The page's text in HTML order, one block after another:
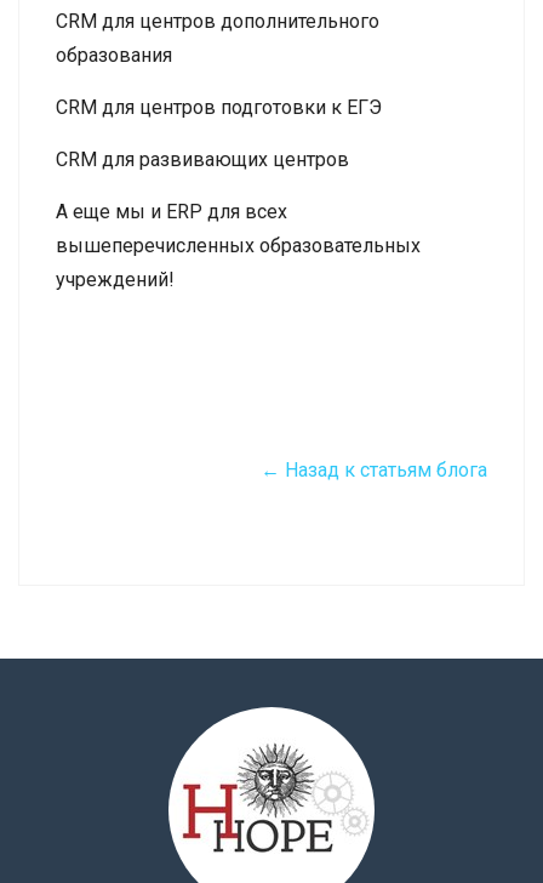
CRM для центров дополнительного
образования
CRM для центров подготовки к ЕГЭ
CRM для развивающих центров
А еще мы и ERP для всех
вышеперечисленных образовательных
учреждений!
← Назад к статьям блога